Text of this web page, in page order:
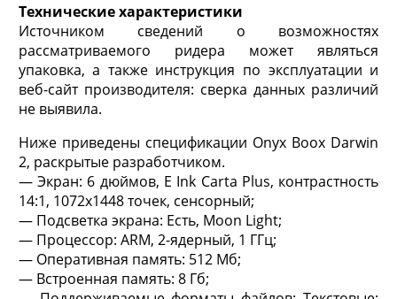
Технические характеристики
Источником сведений о возможностях
рассматриваемого ридера может являться
упаковка, а также инструкция по эксплуатации и
веб-сайт производителя: сверка данных различий
не выявила.
Ниже приведены спецификации Onyx Boox Darwin
2, раскрытые разработчиком.
— Экран: 6 дюймов, E Ink Carta Plus, контрастность
14:1, 1072х1448 точек, сенсорный;
— Подсветка экрана: Есть, Moon Light;
— Процессор: ARM, 2-ядерный, 1 ГГц;
— Оперативная память: 512 Мб;
— Встроенная память: 8 Гб;